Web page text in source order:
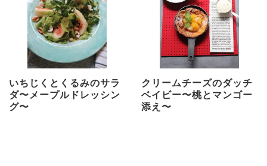
いちじくとくるみのサラ
ダ〜メープルドレッシン
グ〜
クリームチーズのダッチ
ベイビー〜桃とマンゴー
添え〜